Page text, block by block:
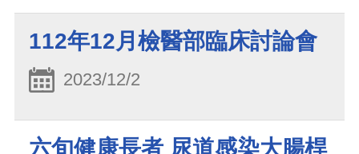
112年12月檢醫部臨床討論會
2023/12/2
六旬健康長者 尿道感染大腸桿